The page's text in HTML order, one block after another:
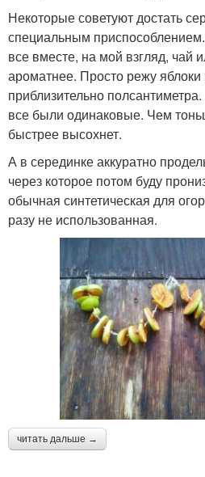
Некоторые советуют достать
специальным
все вместе, на мой взгляд, чай
ароматнее. Просто режу
приблизительно
все были одинаковые. Чем
быстрее высохнет.
А в серединке аккуратно
через которое потом буду
обычная синтетическая для
разу не использованная.
читать дальше →